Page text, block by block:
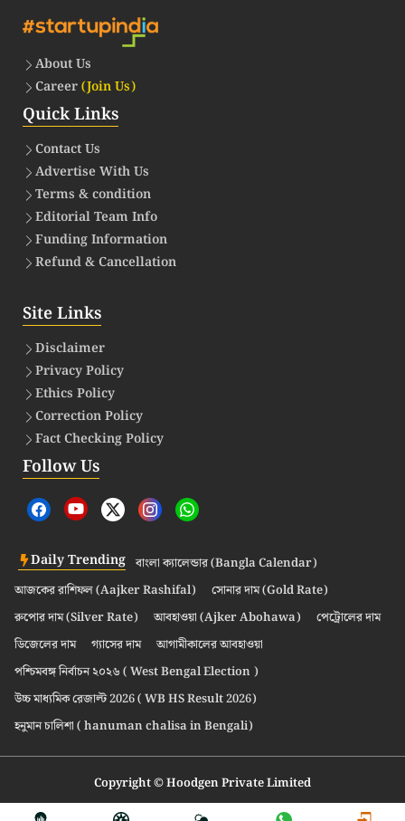
About Us
Career(Join Us)
Quick Links
Contact Us
Advertise With Us
Terms & condition
Editorial Team Info
Funding Information
Refund & Cancellation
Site Links
Disclaimer
Privacy Policy
Ethics Policy
Correction Policy
Fact Checking Policy
Follow Us
Daily Trending বাংলা ক্যালেন্ডার (Bangla Calendar)
আজকের রাশিফল (Aajker Rashifal)
সোনার দাম (Gold Rate)
রুপোর দাম (Silver Rate)
আবহাওয়া (Ajker Abohawa)
পেট্রোলের দাম
ডিজেলের দাম
গ্যাসের দাম
আগামীকালের আবহাওয়া
পশ্চিমবঙ্গ নির্বাচন ২০২৬ ( West Bengal Election )
উচ্চ মাধ্যমিক রেজাল্ট 2026 ( WB HS Result 2026)
হনুমান চালিশা ( hanuman chalisa in Bengali)
Copyright © Hoodgen Private Limited